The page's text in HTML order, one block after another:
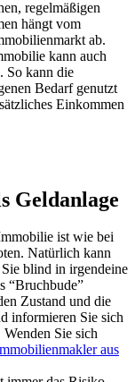
regelmäßigen
hängt vom
ab.
kann auch
So kann die
Bedarf genutzt
Einkommen
Geldanlage
ist wie bei
Natürlich kann
blind in irgendeine
“Bruchbude”
Zustand und die
informieren Sie sich
Sie sich
aus